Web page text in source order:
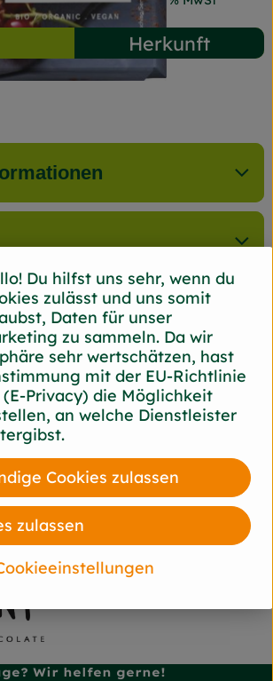
Herkunft
Wir helfen gerne!
Du hilfst uns sehr, wenn du
zulässt und uns somit
Daten für unser
zu sammeln. Da wir
sehr wertschätzen, hast
mit der EU-Richtlinie
(E-Privacy) die Möglichkeit
an welche Dienstleister
Cookies zulassen
zulassen